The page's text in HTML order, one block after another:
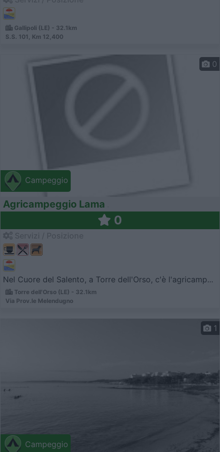
Gallipoli (LE) - 32.1km
S.S. 101, Km 12,400
Campeggio
0
Agricampeggio Lama
0
Nel Cuore del Salento, a Torre dell'Orso, c'è l'agricamp...
Torre dell'Orso (LE) - 32.1km
Via Prov.le Melendugno
Campeggio
1